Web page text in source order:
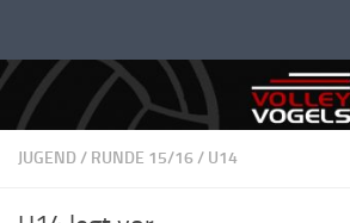
JUGEND / RUNDE 15/16 / U14